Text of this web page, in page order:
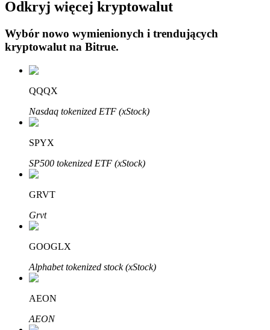
Automatyczna inwestycja
Zdobądź długoterminowy zysk i elastyczne zainteresowania
Naucz się stakingu
Dowiedz się, jak uzyskać dochód pasywny
Bitrue
AI
Odkryj więcej kryptowalut
Wybór nowo wymienionych i trendujących
kryptowalut na Bitrue.
QQQX
Nasdaq tokenized ETF (xStock)
SPYX
SP500 tokenized ETF (xStock)
GRVT
Grvt
GOOGLX
Alphabet tokenized stock (xStock)
AEON
AEON